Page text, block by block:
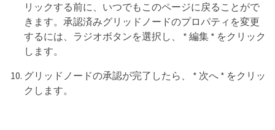
リックする前に、いつでもこのページに戻ることがで
きます。承認済みグリッドノードのプロパティを変更
するには、ラジオボタンを選択し、 * 編集 * をクリック
します。
グリッドノードの承認が完了したら、 * 次へ * をクリッ
クします。